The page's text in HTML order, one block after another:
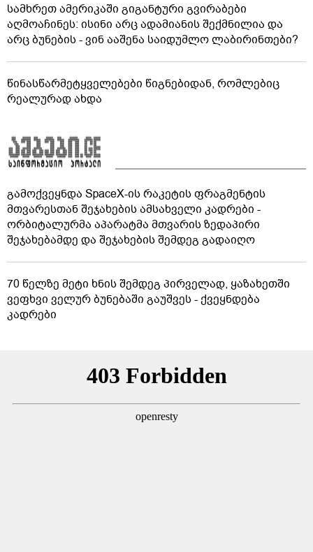
სამხრეთ ამერიკაში გიგანტური გვირაბები
აღმოაჩინეს: ისინი არც ადამიანის შექმნილია და
არც ბუნების - ვინ ააშენა საიდუმლო ლაბირინთები?
წინასწარმეტყველებები წიგნებიდან, რომლებიც
რეალურად ახდა
გამოქვეყნდა SpaceX-ის რაკეტის ფრაგმენტის
მთვარესთან შეჯახების ამსახველი კადრები -
ორბიტალურმა აპარატმა მთვარის ზედაპირი
შეჯახებამდე და შეჯახების შემდეგ გადაიღო
70 წელზე მეტი ხნის შემდეგ პირველად, ყაზახეთში
ვეფხვი ველურ ბუნებაში გაუშვეს - ქვეყნდება
კადრები